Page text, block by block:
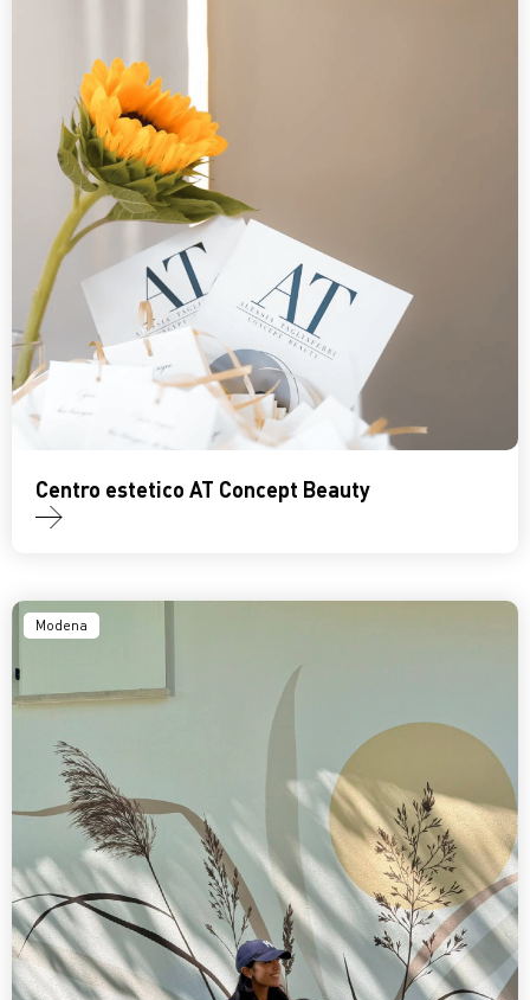
Centro estetico AT Concept Beauty
Modena